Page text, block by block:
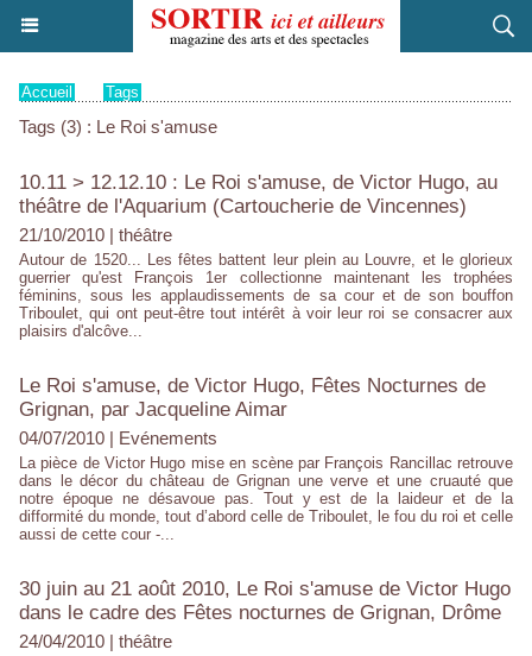
Accueil Tags
Tags (3) : Le Roi s'amuse
10.11 > 12.12.10 : Le Roi s'amuse, de Victor Hugo, au
théâtre de l'Aquarium (Cartoucherie de Vincennes)
21/10/2010 | théâtre
Autour de 1520... Les fêtes battent leur plein au Louvre, et le glorieux
guerrier qu'est François 1er collectionne maintenant les trophées
féminins, sous les applaudissements de sa cour et de son bouffon
Triboulet, qui ont peut-être tout intérêt à voir leur roi se consacrer aux
plaisirs d'alcôve...
Le Roi s'amuse, de Victor Hugo, Fêtes Nocturnes de
Grignan, par Jacqueline Aimar
04/07/2010 | Evénements
La pièce de Victor Hugo mise en scène par François Rancillac retrouve
dans le décor du château de Grignan une verve et une cruauté que
notre époque ne désavoue pas. Tout y est de la laideur et de la
difformité du monde, tout d’abord celle de Triboulet, le fou du roi et celle
aussi de cette cour -...
30 juin au 21 août 2010, Le Roi s'amuse de Victor Hugo
dans le cadre des Fêtes nocturnes de Grignan, Drôme
24/04/2010 | théâtre